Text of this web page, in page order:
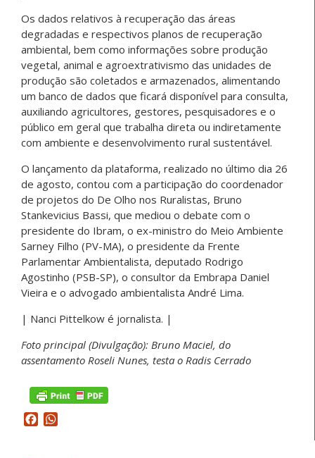
Os dados relativos à recuperação das áreas
degradadas e respectivos planos de recuperação
ambiental, bem como informações sobre produção
vegetal, animal e agroextrativismo das unidades de
produção são coletados e armazenados, alimentando
um banco de dados que ficará disponível para consulta,
auxiliando agricultores, gestores, pesquisadores e o
público em geral que trabalha direta ou indiretamente
com ambiente e desenvolvimento rural sustentável.
O lançamento da plataforma, realizado no último dia 26
de agosto, contou com a participação do coordenador
de projetos do De Olho nos Ruralistas, Bruno
Stankevicius Bassi, que mediou o debate com o
presidente do Ibram, o ex-ministro do Meio Ambiente
Sarney Filho (PV-MA), o presidente da Frente
Parlamentar Ambientalista, deputado Rodrigo
Agostinho (PSB-SP), o consultor da Embrapa Daniel
Vieira e o advogado ambientalista André Lima.
| Nanci Pittelkow é jornalista. |
Foto principal (Divulgação): Bruno Maciel, do
assentamento Roseli Nunes, testa o Radis Cerrado
Facebook